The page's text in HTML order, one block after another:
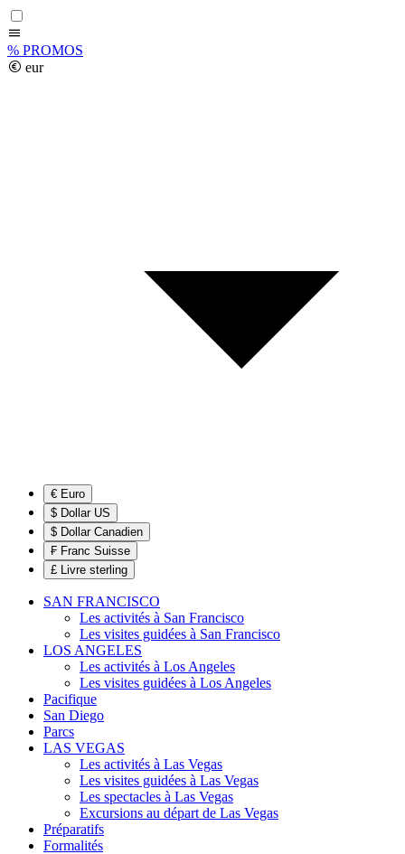
% PROMOS
eur
€ Euro
$ Dollar US
$ Dollar Canadien
₣ Franc Suisse
£ Livre sterling
SAN FRANCISCO
Les activités à San Francisco
Les visites guidées à San Francisco
LOS ANGELES
Les activités à Los Angeles
Les visites guidées à Los Angeles
Pacifique
San Diego
Parcs
LAS VEGAS
Les activités à Las Vegas
Les visites guidées à Las Vegas
Les spectacles à Las Vegas
Excursions au départ de Las Vegas
Préparatifs
Formalités